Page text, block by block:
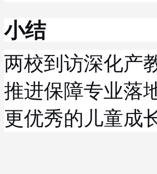
小结
两校到访深化产
推进保障专业落
更优秀的儿童成